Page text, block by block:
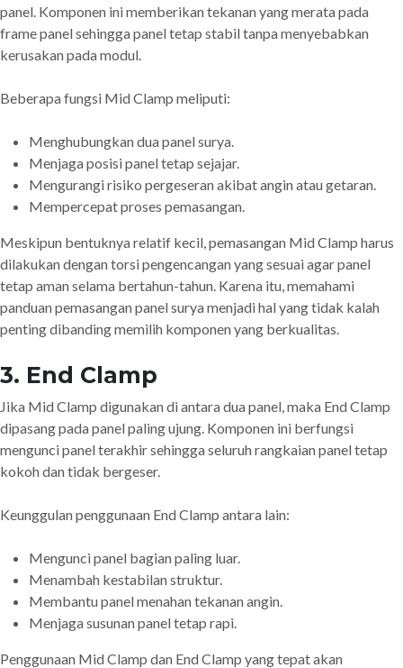
panel. Komponen ini memberikan tekanan yang merata pada
frame panel sehingga panel tetap stabil tanpa menyebabkan
kerusakan pada modul.
Beberapa fungsi Mid Clamp meliputi:
Menghubungkan dua panel surya.
Menjaga posisi panel tetap sejajar.
Mengurangi risiko pergeseran akibat angin atau getaran.
Mempercepat proses pemasangan.
Meskipun bentuknya relatif kecil, pemasangan Mid Clamp harus
dilakukan dengan torsi pengencangan yang sesuai agar panel
tetap aman selama bertahun-tahun. Karena itu, memahami
panduan pemasangan panel surya menjadi hal yang tidak kalah
penting dibanding memilih komponen yang berkualitas.
3. End Clamp
Jika Mid Clamp digunakan di antara dua panel, maka End Clamp
dipasang pada panel paling ujung. Komponen ini berfungsi
mengunci panel terakhir sehingga seluruh rangkaian panel tetap
kokoh dan tidak bergeser.
Keunggulan penggunaan End Clamp antara lain:
Mengunci panel bagian paling luar.
Menambah kestabilan struktur.
Membantu panel menahan tekanan angin.
Menjaga susunan panel tetap rapi.
Penggunaan Mid Clamp dan End Clamp yang tepat akan